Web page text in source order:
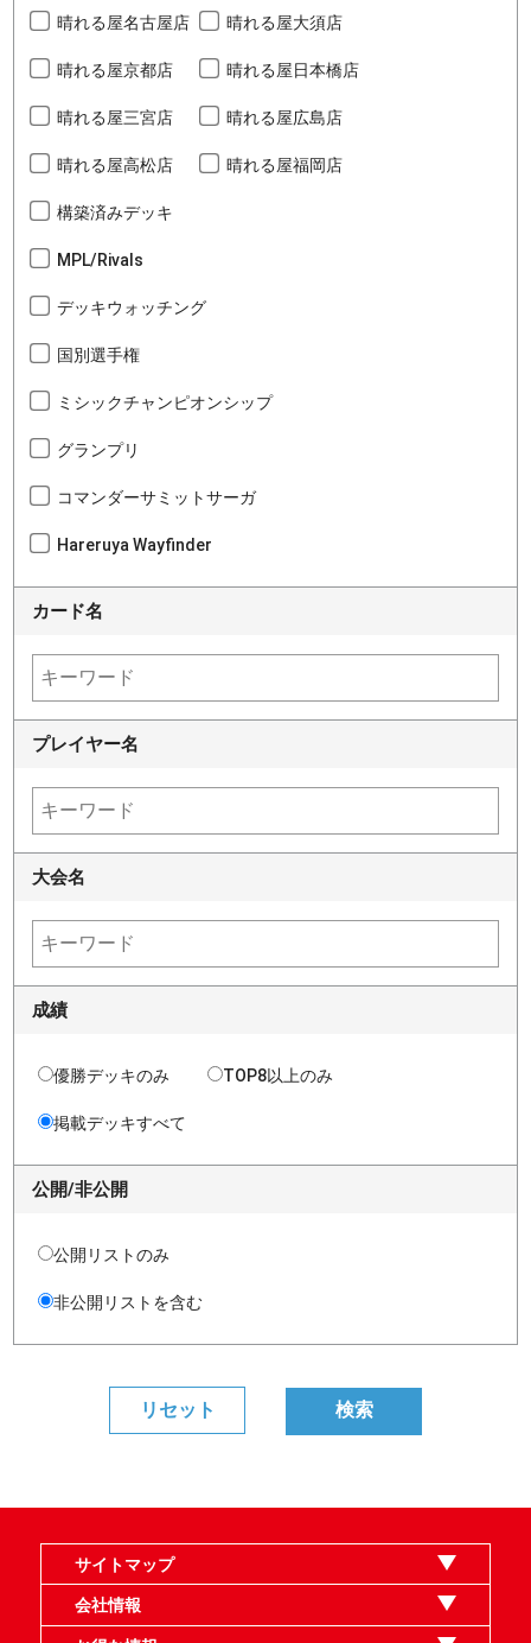
晴れる屋名古屋店 晴れる屋大須店
晴れる屋京都店 晴れる屋日本橋店
晴れる屋三宮店 晴れる屋広島店
晴れる屋高松店 晴れる屋福岡店
構築済みデッキ
MPL/Rivals
デッキウォッチング
国別選手権
ミシックチャンピオンシップ
グランプリ
コマンダーサミットサーガ
Hareruya Wayfinder
カード名
プレイヤー名
大会名
成績
優勝デッキのみ TOP8以上のみ
掲載デッキすべて
公開/非公開
公開リストのみ
非公開リストを含む
サイトマップ
オンラインショップ
買取
記事
選手一覧
デッキ検索
デッキ構築
イベント・大会
店舗のご案内
お問い合わせ
ヘルプ
FAQ
会社情報